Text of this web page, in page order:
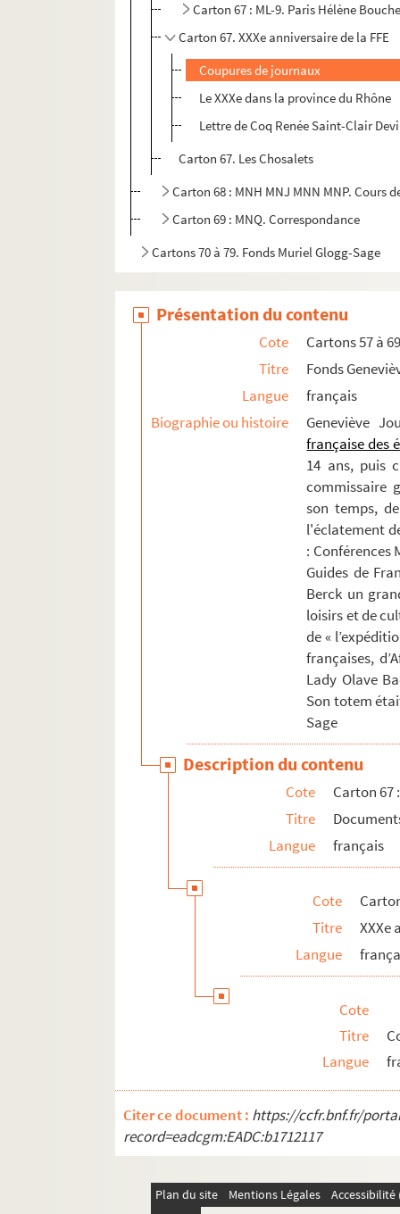
Carton 67 : ML-9. Paris Hélène
Carton 67. XXXe anniversaire de la FFE
Coupures de journaux
Le XXXe dans la province du Rhône
Lettre de Coq Renée Saint-Clair
Carton 67. Les Chosalets
Carton 68 : MNH MNJ MNN MNP.
Carton 69 : MNQ. Correspondance
Cartons 70 à 79. Fonds Muriel Glogg-Sage
Présentation du contenu
Cote
Cartons 57 à
Titre
Fonds
Langue
français
Biographie ou histoire
Geneviève
française des
14 ans, puis
commissaire
son temps,
l'éclatement
: Conférences
Guides de
Berck un
loisirs et de
de «
françaises,
Lady Olave
Son totem
Sage
Description du contenu
Cote
Carton 67
Titre
Langue
français
Cote
Titre
XXXe
Langue
Cote
Titre
Langue
Citer ce document : https://ccfr.bnf.fr/
record=eadcgm:EADC:b1712117
Plan du site Mentions Légales